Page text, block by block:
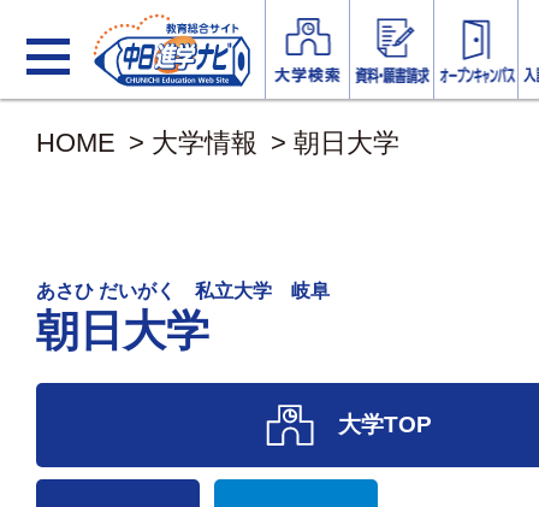
HOME > 大学情報 > 朝日大学
あさひ だいがく 私立大学 岐阜
朝日大学
大学TOP